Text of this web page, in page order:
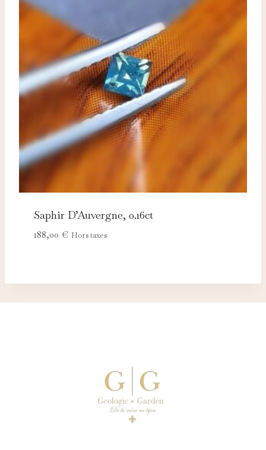
Saphir D’Auvergne, 0.16ct
188,00 € Hors taxes